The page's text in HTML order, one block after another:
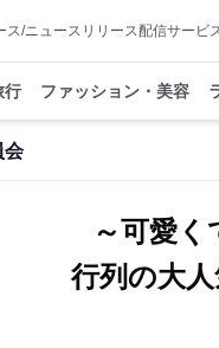
ス/ニュースリリース配信サービ
行 ファッション・美容
会
～可愛
行列の大